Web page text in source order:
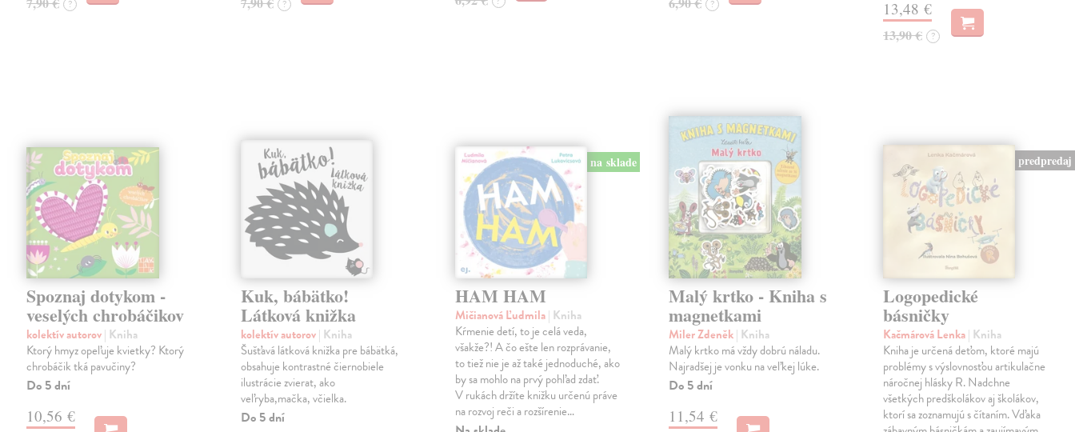
? ? ? 13,48 €
13,90 € ?
Spoznaj dotykom -
veselých chrobáčikov
kolektív autorov| Kniha
Ktorý hmyz opeľuje kvietky? Ktorý
chrobáčik tká pavučiny?
Do 5 dní
10,56 €
Kuk, bábätko!
Látková knižka
kolektív autorov| Kniha
Šušťavá látková knižka pre bábätká,
obsahuje kontrastné čiernobiele
ilustrácie zvierat, ako
veľryba,mačka, včielka.
Do 5 dní
na sklade
HAM HAM
Mičianová Ľudmila| Kniha
Kŕmenie detí, to je celá veda,
všakže?! A čo ešte len rozprávanie,
to tiež nie je až také jednoduché, ako
by sa mohlo na prvý pohľad zdať.
V rukách držíte knižku určenú práve
na rozvoj reči a rozšírenie…
Malý krtko - Kniha s
magnetkami
Miler Zdeněk| Kniha
Malý krtko má vždy dobrú náladu.
Najradšej je vonku na veľkej lúke.
Do 5 dní
11,54 €
predpredaj
Logopedické
básničky
Kačmárová Lenka| Kniha
Kniha je určená deťom, ktoré majú
problémy s výslovnosťou artikulačne
náročnej hlásky R. Nadchne
všetkých predškolákov aj školákov,
ktorí sa zoznamujú s čítaním. Vďaka